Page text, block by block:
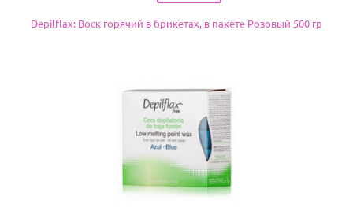
Depilflax: Воск горячий в брикетах, в пакете Розовый 500 гр